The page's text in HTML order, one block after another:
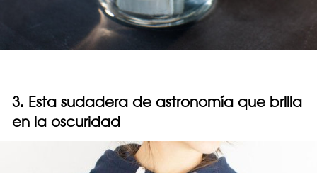
3. Esta sudadera de astronomía que brilla
en la oscuridad